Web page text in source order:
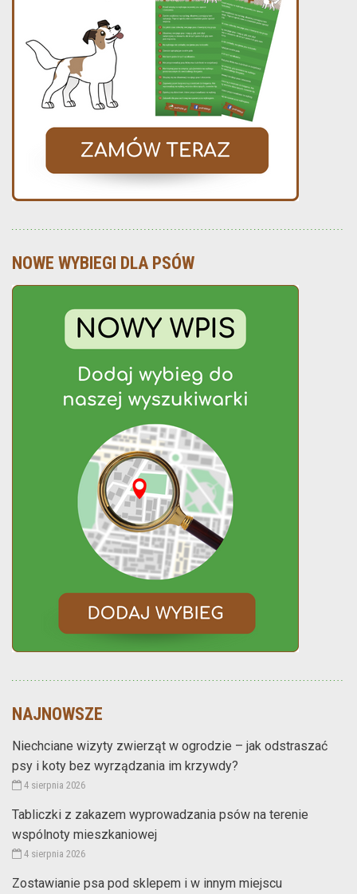
NOWE WYBIEGI DLA PSÓW
NAJNOWSZE
Niechciane wizyty zwierząt w ogrodzie – jak odstraszać
psy i koty bez wyrządzania im krzywdy?
4 sierpnia 2026
Tabliczki z zakazem wyprowadzania psów na terenie
wspólnoty mieszkaniowej
4 sierpnia 2026
Zostawianie psa pod sklepem i w innym miejscu